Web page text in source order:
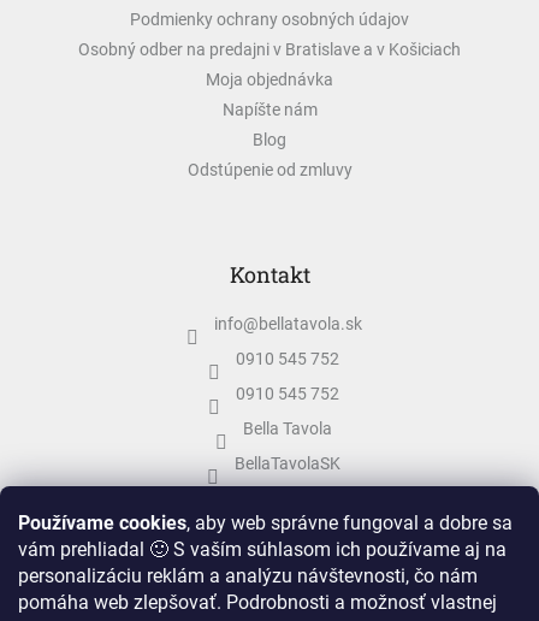
Používame cookies, aby web správne fungoval a dobre sa
vám prehliadal 🙂 S vaším súhlasom ich používame aj na
personalizáciu reklám a analýzu návštevnosti, čo nám
pomáha web zlepšovať. Podrobnosti a možnosť vlastnej
Podmienky ochrany osobných údajov
Osobný odber na predajni v Bratislave a v Košiciach
Moja objednávka
Napíšte nám
Blog
Odstúpenie od zmluvy
Kontakt
info@bellatavola.sk
0910 545 752
0910 545 752
Bella Tavola
BellaTavolaSK